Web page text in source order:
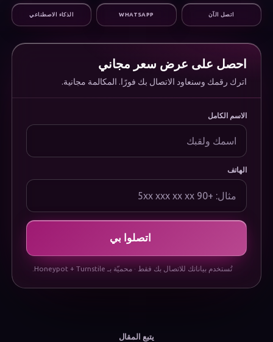
التسويق الرقمي
البنية التحتية والدعم
من نحن
الوظائف
الوثائق
Uygulamamızı İndirin
سياسة الخصوصية
سياسة ملفات تعريف الارتباط
شروط الاستخدام
اتصل الآن WHATSAPP الذكاء الاصطناعي
احصل على عرض سعر مجاني
اترك رقمك وسنعاود الاتصال بك فورًا. المكالمة مجانية.
الاسم الكامل
الهاتف
اتصلوا بي
تُستخدم بياناتك للاتصال بك فقط · محميّة بـ Honeypot + Turnstile.
يتبع المقال